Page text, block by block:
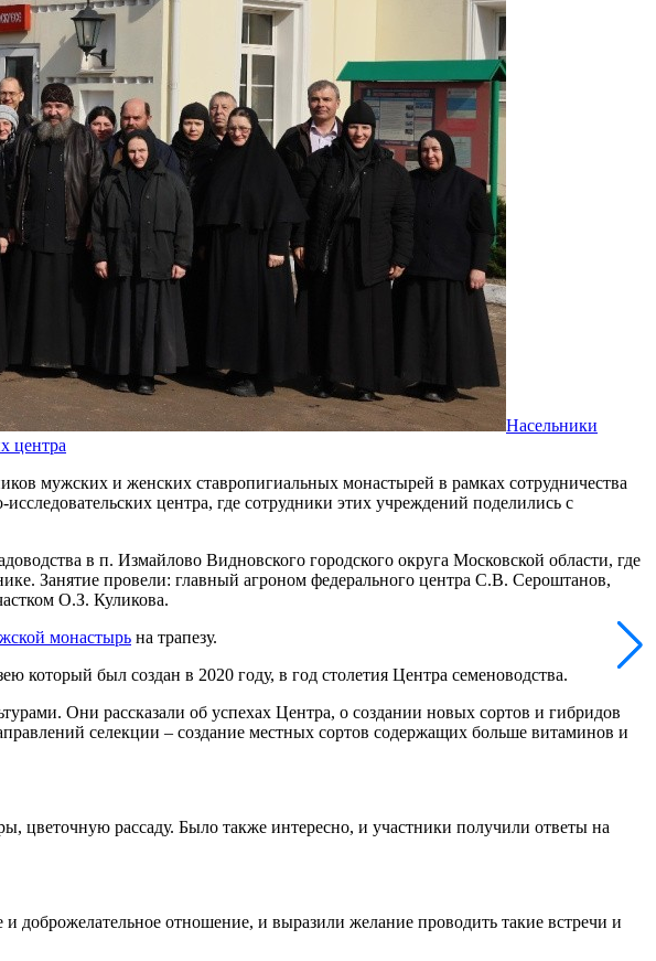
Насельники
центра
мужских и женских ставропигиальных монастырей в рамках сотрудничества
центра, где сотрудники этих учреждений поделились с
в п. Измайлово Видновского городского округа Московской области, где
Занятие провели: главный агроном федерального центра С.В. Сероштанов,
О.З. Куликова.
монастырь на трапезу.
который был создан в 2020 году, в год столетия Центра семеноводства.
Они рассказали об успехах Центра, о создании новых сортов и гибридов
селекции – создание местных сортов содержащих больше витаминов и
цветочную рассаду. Было также интересно, и участники получили ответы на
доброжелательное отношение, и выразили желание проводить такие встречи и